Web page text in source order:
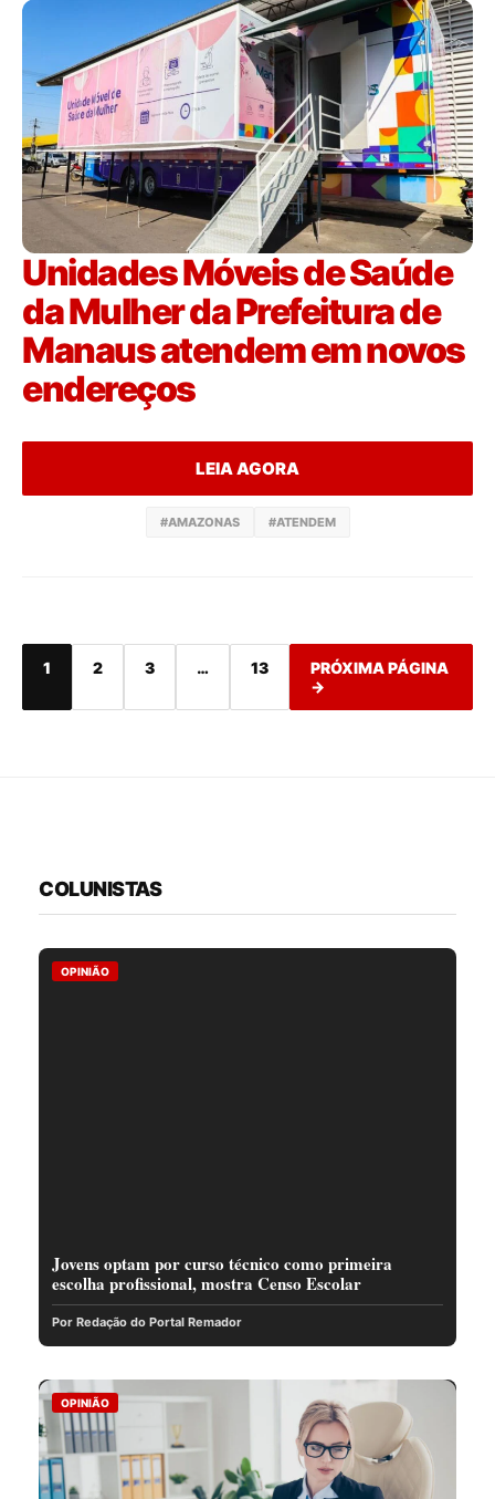
Unidades Móveis de Saúde
da Mulher da Prefeitura de
Manaus atendem em novos
endereços
LEIA AGORA
#AMAZONAS #ATENDEM
1 2 3 … 13
PRÓXIMA PÁGINA
→
COLUNISTAS
OPINIÃO
Jovens optam por curso técnico como primeira
escolha profissional, mostra Censo Escolar
Por Redação do Portal Remador
OPINIÃO